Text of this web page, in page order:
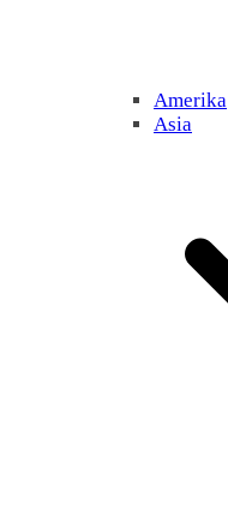
Amerika
Asia